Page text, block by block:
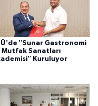
"Sunar Gastronomi
Mutfak Sanatları
Kuruluyor